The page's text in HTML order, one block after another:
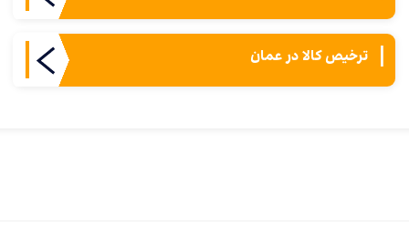
ترخیص کالا در عمان